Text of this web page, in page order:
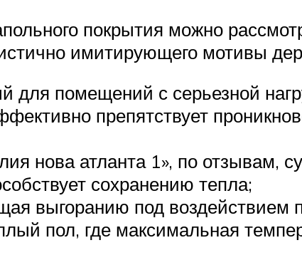
покрытия можно
имитирующего мотивы
для помещений с серьезной
препятствует
нова атланта 1», по отзывам,
сохранению тепла;
выгоранию под
пол, где максимальная